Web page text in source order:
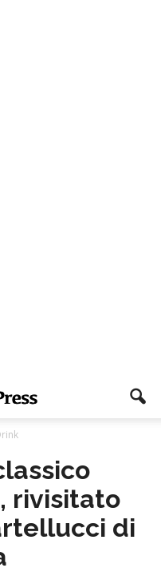
rivisitato
di